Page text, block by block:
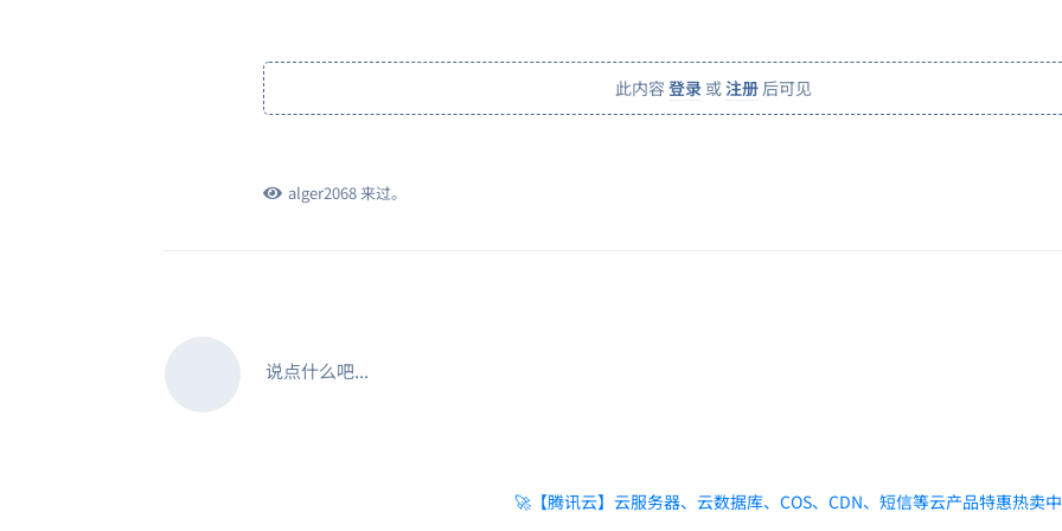
此内容 登录 或注册 后可见
alger2068来过。
说点什么吧...
🚀【腾讯云】云服务器、云数据库、COS、CDN、短信等云产品特惠热卖中